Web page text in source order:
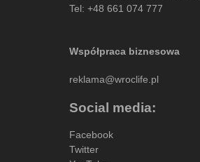
Tel: +48 661 074 777
Współpraca biznesowa
reklama@wroclife.pl
Social media:
Facebook
Twitter